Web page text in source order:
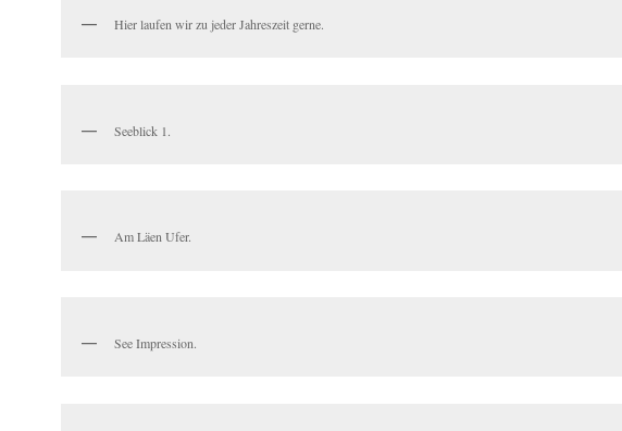
Hier laufen wir zu jeder Jahreszeit gerne.
Seeblick 1.
Am Läen Ufer.
See Impression.